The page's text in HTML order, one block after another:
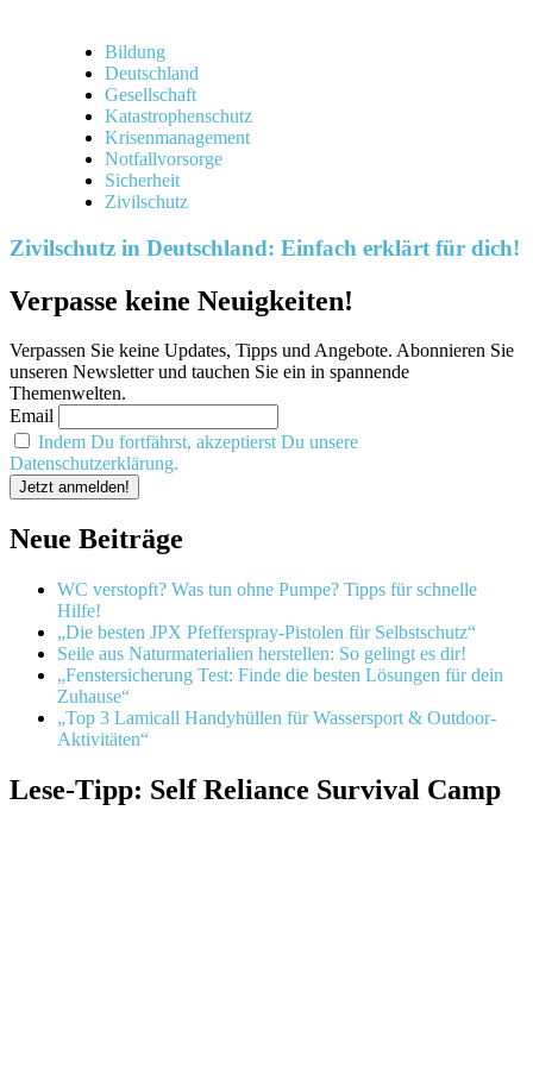
Bildung
Deutschland
Gesellschaft
Katastrophenschutz
Krisenmanagement
Notfallvorsorge
Sicherheit
Zivilschutz
Zivilschutz in Deutschland: Einfach erklärt für dich!
Verpasse keine Neuigkeiten!
Verpassen Sie keine Updates, Tipps und Angebote. Abonnieren Sie
unseren Newsletter und tauchen Sie ein in spannende
Themenwelten.
Email
Indem Du fortfährst, akzeptierst Du unsere
Datenschutzerklärung.
Neue Beiträge
WC verstopft? Was tun ohne Pumpe? Tipps für schnelle
Hilfe!
„Die besten JPX Pfefferspray-Pistolen für Selbstschutz“
Seile aus Naturmaterialien herstellen: So gelingt es dir!
„Fenstersicherung Test: Finde die besten Lösungen für dein
Zuhause“
„Top 3 Lamicall Handyhüllen für Wassersport & Outdoor-
Aktivitäten“
Lese-Tipp: Self Reliance Survival Camp